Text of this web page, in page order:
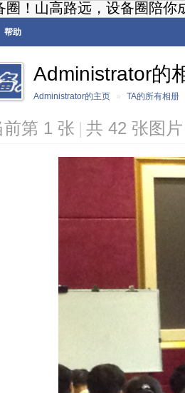
圈！山高路远，设备圈陪你
帮助
Administrator的
Administrator的主页 » TA的所有相册
前第 1 张 | 共 42 张图